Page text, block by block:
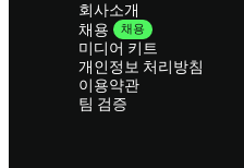
회사소개
채용
채용
미디어 키트
개인정보 처리방침
이용약관
팀 검증